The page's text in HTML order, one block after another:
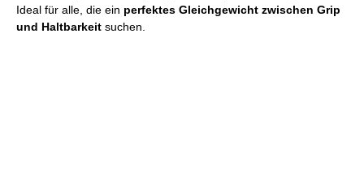
Ideal für alle, die ein perfektes Gleichgewicht zwischen Grip
und Haltbarkeit suchen.